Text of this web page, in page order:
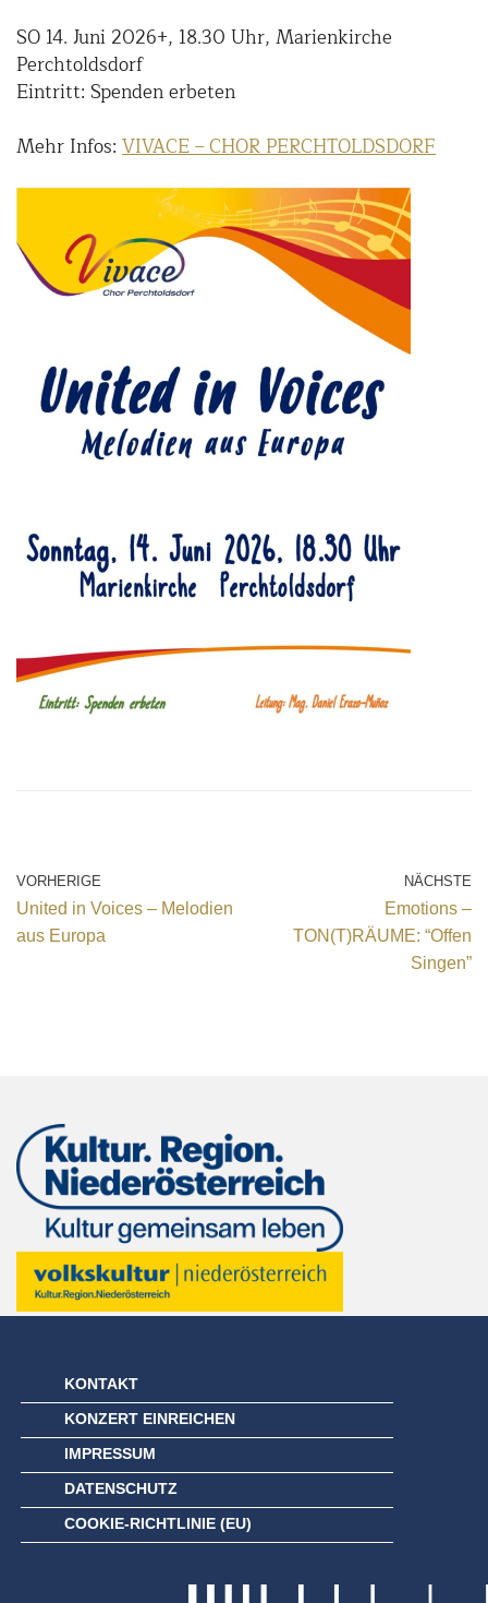
SO 14. Juni 2026+, 18.30 Uhr, Marienkirche
Perchtoldsdorf
Eintritt: Spenden erbeten
Mehr Infos: VIVACE – CHOR PERCHTOLDSDORF
VORHERIGE
United in Voices – Melodien
aus Europa
NÄCHSTE
Emotions –
TON(T)RÄUME: “Offen
Singen”
KONTAKT
KONZERT EINREICHEN
IMPRESSUM
DATENSCHUTZ
COOKIE-RICHTLINIE (EU)